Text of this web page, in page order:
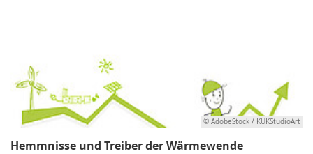
© AdobeStock / KUKStudioArt
Hemmnisse und Treiber der Wärmewende